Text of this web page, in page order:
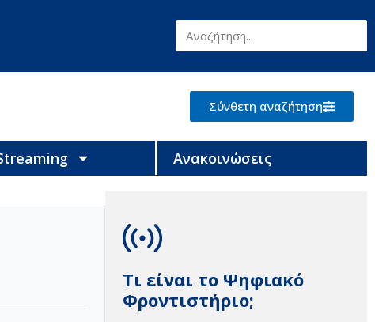
Σύνθετη αναζήτηση
Ανακοινώσεις
Τι είναι το Ψηφιακό
Φροντιστήριο;